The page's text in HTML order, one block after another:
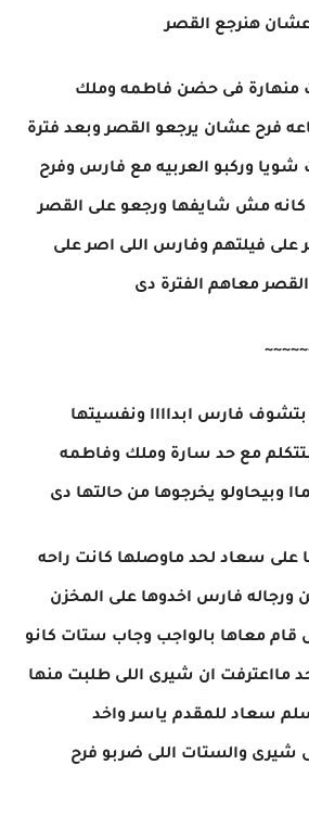
هنرجع القصر
منهارة فى حضن فاطمه وملك
فرح عشان يرجعو القصر وبعد فترة
وركبو العربيه مع فارس وفرح
كانه مش شايفها ورجعو على القصر
فيلتهم وفارس اللى اصر على
معاهم الفترة دى
فارس ابداااا ونفسيتها
مع حد سارة وملك وفاطمه
وبيحاولو يخرجوها من حالتها دى
على سعاد لحد ماوصلها كانت راحه
ورجاله فارس اخدوها على المخزن
قام معاها بالواجب وجاب ستات كانو
مااعترفت ان شيرى اللى طلبت منها
سعاد للمقدم ياسر واخد
شيرى والستات اللى ضربو فرح